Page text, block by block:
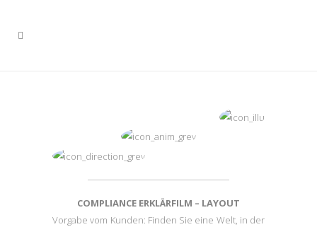
COMPLIANCE ERKLÄRFILM – LAYOUT
Vorgabe vom Kunden: Finden Sie eine Welt, in der